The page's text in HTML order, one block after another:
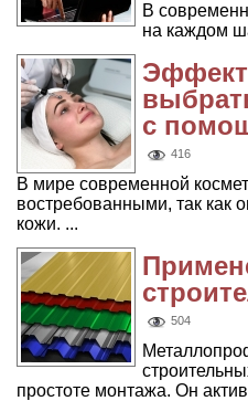
В
на каждом
с
416
В мире современной
востребованными, так как
кожи. ...
504
простоте монтажа. Он